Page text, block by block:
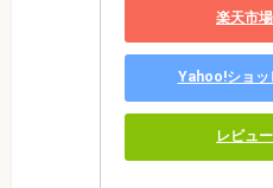
楽天市
Yahoo!ショッ
レビュ